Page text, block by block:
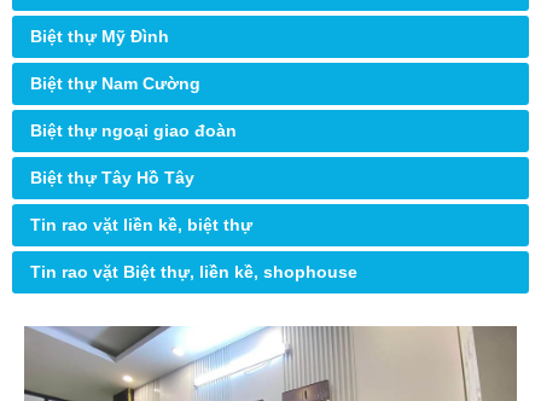
Biệt thự Mỹ Đình
Biệt thự Nam Cường
Biệt thự ngoại giao đoàn
Biệt thự Tây Hồ Tây
Tin rao vặt liền kề, biệt thự
Tin rao vặt Biệt thự, liền kề, shophouse